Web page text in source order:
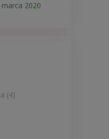
marca 2020
(4)